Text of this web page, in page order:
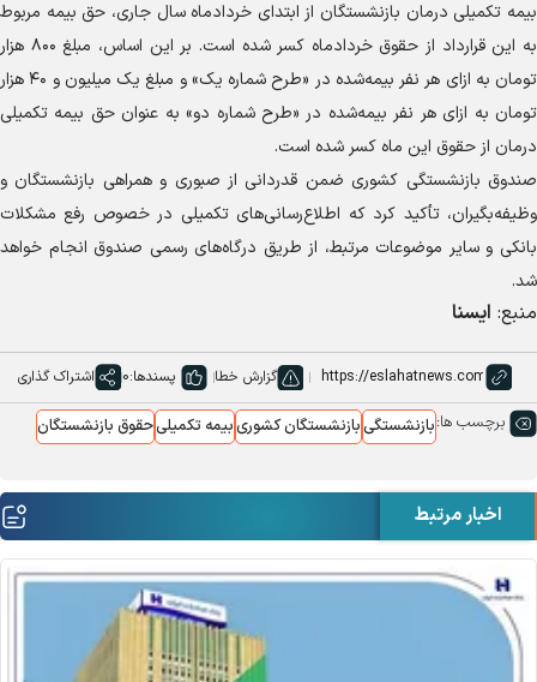
بیمه تکمیلی درمان بازنشستگان از ابتدای خردادماه سال جاری، حق بیمه مربوط
به این قرارداد از حقوق خردادماه کسر شده است. بر این اساس، مبلغ ۸۰۰ هزار
تومان به ازای هر نفر بیمه‌شده در «طرح شماره یک» و مبلغ یک میلیون و ۴۰ هزار
تومان به ازای هر نفر بیمه‌شده در «طرح شماره دو» به عنوان حق بیمه تکمیلی
درمان از حقوق این ماه کسر شده است.
صندوق بازنشستگی کشوری ضمن قدردانی از صبوری و همراهی بازنشستگان و
وظیفه‌بگیران، تأکید کرد که اطلاع‌رسانی‌های تکمیلی در خصوص رفع مشکلات
بانکی و سایر موضوعات مرتبط، از طریق درگاه‌های رسمی صندوق انجام خواهد
شد.
منبع: ایسنا
گزارش خطا پسندها:0 اشتراک گذاری
برچسب ها:بازنشستگیبازنشستگان کشوریبیمه تکمیلیحقوق بازنشستگان
اخبار مرتبط